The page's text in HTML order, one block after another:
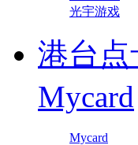
光宇游戏
港台点
Mycard
Mycard